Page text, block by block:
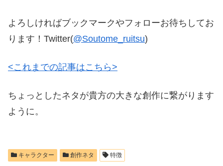
よろしければブックマークやフォローお待ちしてお
ります！Twitter(@Soutome_ruitsu)
<これまでの記事はこちら>
ちょっとしたネタが貴方の大きな創作に繋がります
ように。
キャラクター 創作ネタ 特徴